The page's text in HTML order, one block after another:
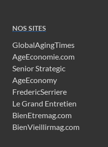
NOS SITES
GlobalAgingTimes
AgeEconomie.com
Senior Strategic
AgeEconomy
FredericSerriere
Le Grand Entretien
BienEtremag.com
BienVieillirmag.com